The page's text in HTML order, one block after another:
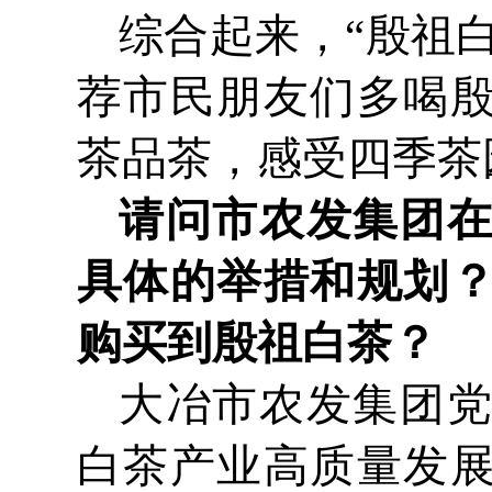
综合起来，“殷祖
荐市民朋友们多喝
茶品茶，感受四季
请问市农发集团
具体的举措和规划
购买到殷祖白茶？
大冶市农发集团
白茶产业高质量发